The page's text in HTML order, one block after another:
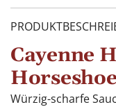
Cayenne
Würzig-scharfe